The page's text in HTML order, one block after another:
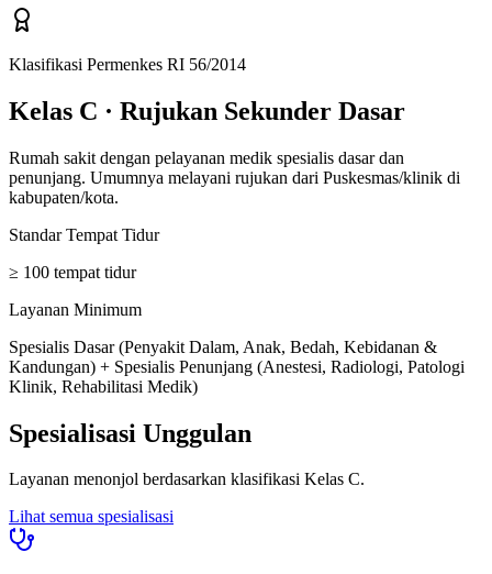
Klasifikasi Permenkes RI 56/2014
Kelas C · Rujukan Sekunder Dasar
Rumah sakit dengan pelayanan medik spesialis dasar dan
penunjang. Umumnya melayani rujukan dari Puskesmas/klinik di
kabupaten/kota.
Standar Tempat Tidur
≥ 100 tempat tidur
Layanan Minimum
Spesialis Dasar (Penyakit Dalam, Anak, Bedah, Kebidanan &
Kandungan) + Spesialis Penunjang (Anestesi, Radiologi, Patologi
Klinik, Rehabilitasi Medik)
Spesialisasi Unggulan
Layanan menonjol berdasarkan klasifikasi Kelas C.
Lihat semua spesialisasi